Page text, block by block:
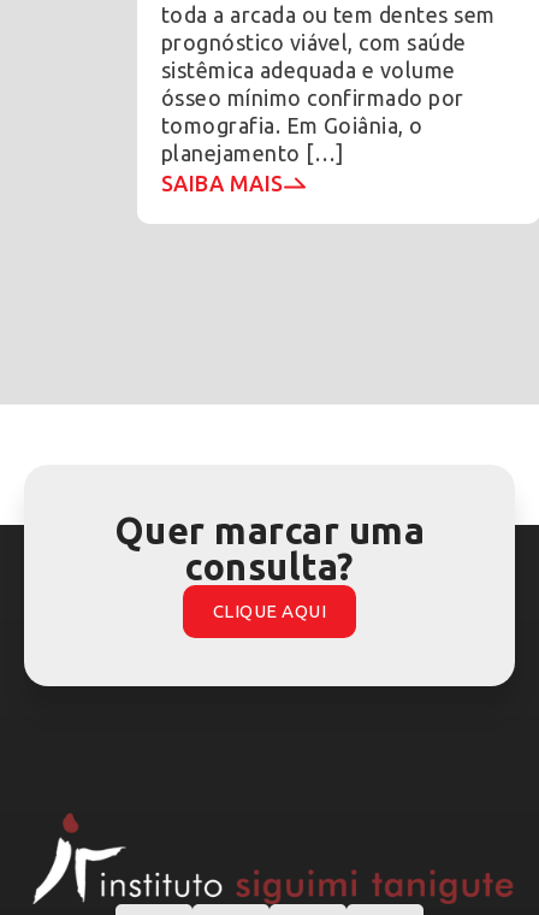
toda a arcada ou tem dentes sem
prognóstico viável, com saúde
sistêmica adequada e volume
ósseo mínimo confirmado por
tomografia. Em Goiânia, o
planejamento […]
SAIBA MAIS
Quer marcar uma
consulta?
CLIQUE AQUI